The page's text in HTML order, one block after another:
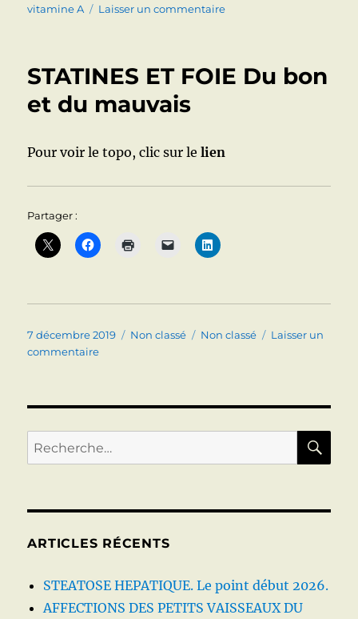
vitamine A
Laisser un commentairesur
ET
STATINES ET FOIE Du bon
et du mauvais
Pour voir le topo, clic sur lelien
Partager :
Publié
le
7 décembre 2019 Catégories
Non classé Étiquettes
Non classé
Laisser un
commentairesur
bon
et
du
Recherche
pour :
ARTICLES RÉCENTS
STEATOSE HEPATIQUE. Le point début 2026.
AFFECTIONS DES PETITS VAISSEAUX DU